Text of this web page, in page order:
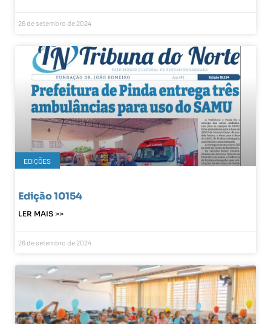
26 de setembro de 2024
EDIÇÕES
Edição 10154
LER MAIS >>
26 de setembro de 2024